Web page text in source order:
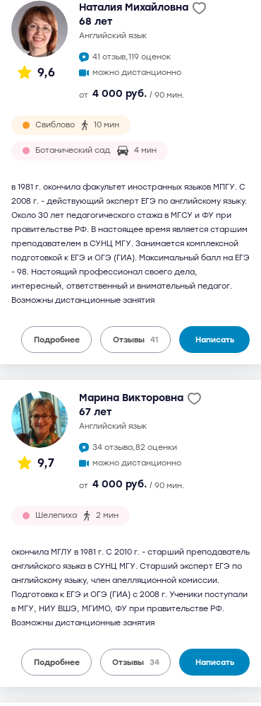
9,6
Наталия Михайловна
68 лет
английский язык
41 отзыв,119 оценок
можно дистанционно
от 4 000 руб. / 90 мин.
Свиблово 10 мин
Ботанический сад 4 мин
в 1981 г. окончила факультет иностранных языков МПГУ. С
2008 г. - действующий эксперт ЕГЭ по английскому языку.
Около 30 лет педагогического стажа в МГСУ и ФУ при
правительстве РФ. В настоящее время является старшим
преподавателем в СУНЦ МГУ. Занимается комплексной
подготовкой к ЕГЭ и ОГЭ (ГИА). Максимальный балл на ЕГЭ
- 98. Настоящий профессионал своего дела,
интересный, ответственный и внимательный педагог.
Возможны дистанционные занятия
Подробнее Отзывы 41 Написать
9,7
Марина Викторовна
67 лет
английский язык
34 отзыва,82 оценки
можно дистанционно
от 4 000 руб. / 90 мин.
Шелепиха 2 мин
окончила МГЛУ в 1981 г. С 2010 г. - старший преподаватель
английского языка в СУНЦ МГУ. Старший эксперт ЕГЭ по
английскому языку, член апелляционной комиссии.
Подготовка к ЕГЭ и ОГЭ (ГИА) с 2008 г. Ученики поступали
в МГУ, НИУ ВШЭ, МГИМО, ФУ при правительстве РФ.
Возможны дистанционные занятия
Подробнее Отзывы 34 Написать